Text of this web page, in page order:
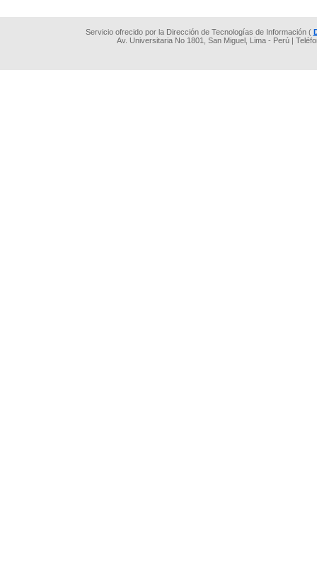
Servicio ofrecido por la Dirección de Tecnologías de Información (
Av. Universitaria No 1801, San Miguel, Lima - Perú |